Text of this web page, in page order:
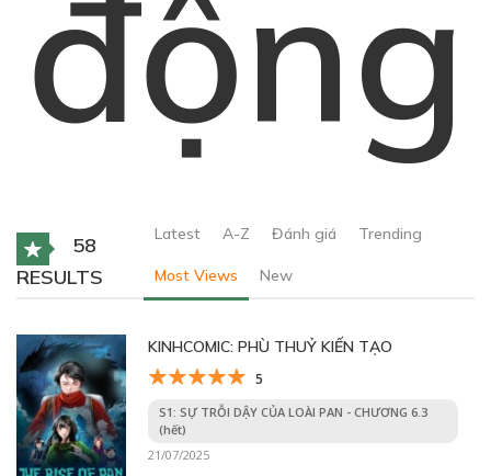
động
58
RESULTS
Latest A-Z Đánh giá Trending
Most Views New
KINHCOMIC: PHÙ THUỶ KIẾN TẠO
5
S1: SỰ TRỖI DẬY CỦA LOÀI PAN - CHƯƠNG 6.3
(hết)
21/07/2025